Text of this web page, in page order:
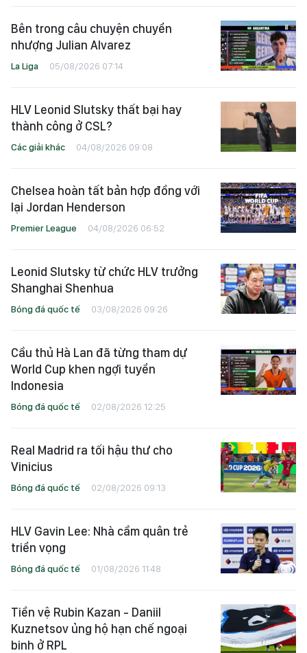
Bên trong câu chuyện chuyển
nhượng Julian Alvarez
La Liga 05/08/2026 07:14
HLV Leonid Slutsky thất bại hay
thành công ở CSL?
Các giải khác 04/08/2026 09:08
Chelsea hoàn tất bản hợp đồng với
lại Jordan Henderson
Premier League 04/08/2026 06:52
Leonid Slutsky từ chức HLV trưởng
Shanghai Shenhua
Bóng đá quốc tế 03/08/2026 09:26
Cầu thủ Hà Lan đã từng tham dự
World Cup khen ngợi tuyển
Indonesia
Bóng đá quốc tế 02/08/2026 12:25
Real Madrid ra tối hậu thư cho
Vinicius
Bóng đá quốc tế 02/08/2026 09:13
HLV Gavin Lee: Nhà cầm quân trẻ
triển vọng
Bóng đá quốc tế 01/08/2026 11:48
Tiền vệ Rubin Kazan - Daniil
Kuznetsov ủng hộ hạn chế ngoại
binh ở RPL